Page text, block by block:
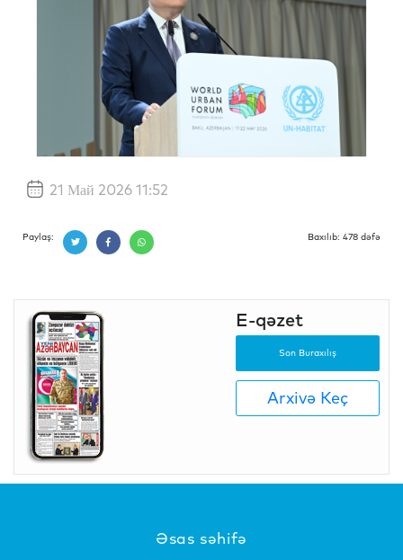
21 Май 2026 11:52
Paylaş: Baxılıb: 478 dəfə
E-qəzet
Son Buraxılış
Arxivə Keç
Əsas səhifə